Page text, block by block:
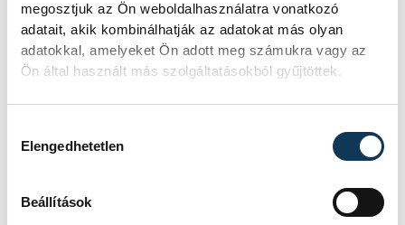
megosztjuk az Ön weboldalhasználatra vonatkozó
adatait, akik kombinálhatják az adatokat más olyan
adatokkal, amelyeket Ön adott meg számukra vagy az
Ön által használt más szolgáltatásokból gyűjtöttek.
Elengedhetetlen
Beállítások